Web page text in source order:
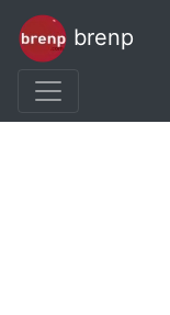
brenp